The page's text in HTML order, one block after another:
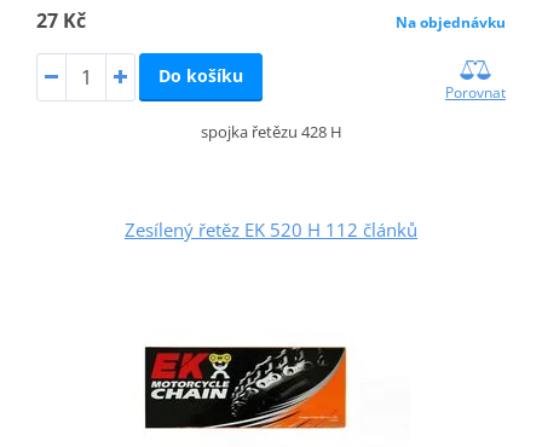
27 Kč Na objednávku
Do košíku
Porovnat
spojka řetězu 428 H
Zesílený řetěz EK 520 H 112 článků